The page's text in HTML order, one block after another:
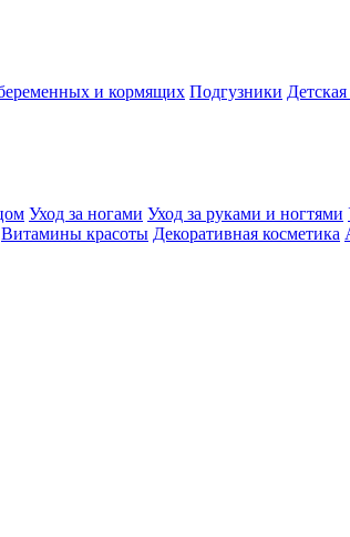
и кормящих Подгузники
Уход за ногами Уход за руками и ногтями
Витамины красоты Декоративная косметика